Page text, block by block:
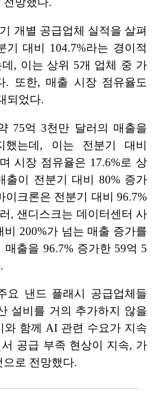
개별 공급업체 실적을 살펴
기 대비 104.7%라는 경이적
, 이는 상위 5개 업체 중 가
. 또한, 매출 시장 점유율도
되었다.
75억 3천만 달러의 매출을
했는데, 이는 전분기 대비
시장 점유율은 17.6%로 상
출이 전분기 대비 80% 증가
이크론은 전분기 대비 96.7%
, 샌디스크는 데이터센터 사
200%가 넘는 매출 증가를
출을 96.7% 증가한 59억 5
요 낸드 플래시 공급업체들
설비를 거의 추가하지 않을
와 함께 AI 관련 수요가 지속
공급 부족 현상이 지속, 가
로 전망했다.